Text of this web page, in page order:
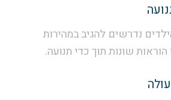
נדרשים להגיב במהירות
שונות תוך כדי תנועה.